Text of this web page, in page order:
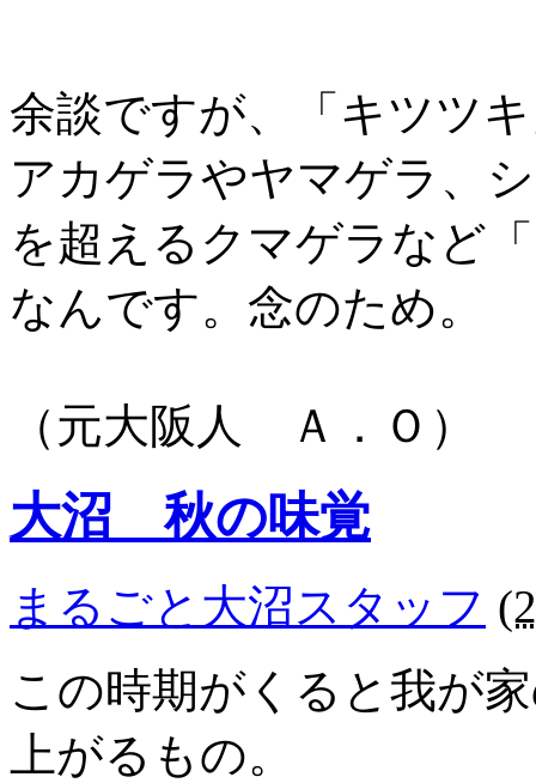
余談ですが、「キツツ
アカゲラやヤマゲラ、
を超えるクマゲラなど
なんです。念のため。
（元大阪人 Ａ．Ｏ）
大沼 秋の味覚
まるごと大沼スタッフ (
この時期がくると我が
上がるもの。